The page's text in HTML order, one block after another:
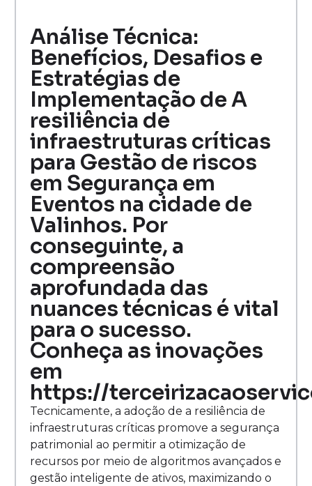
Análise Técnica:
Benefícios, Desafios e
Estratégias de
Implementação de A
resiliência de
infraestruturas críticas
para Gestão de riscos
em Segurança em
Eventos na cidade de
Valinhos. Por
conseguinte, a
compreensão
aprofundada das
nuances técnicas é vital
para o sucesso.
Conheça as inovações
em
https://
Tecnicamente, a adoção de a resiliência de
infraestruturas críticas promove a segurança
patrimonial ao permitir a otimização de
recursos por meio de algoritmos avançados e
gestão inteligente de ativos, maximizando o